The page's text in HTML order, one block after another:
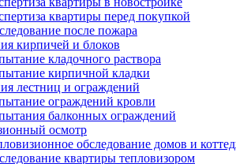
квартиры перед покупкой
после пожара
кирпичей и блоков
кладочного раствора
кирпичной кладки
лестниц и ограждений
ограждений кровли
балконных ограждений
осмотр
обследование домов и
квартиры тепловизором